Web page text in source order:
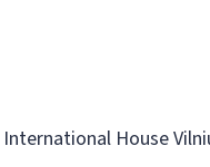
House